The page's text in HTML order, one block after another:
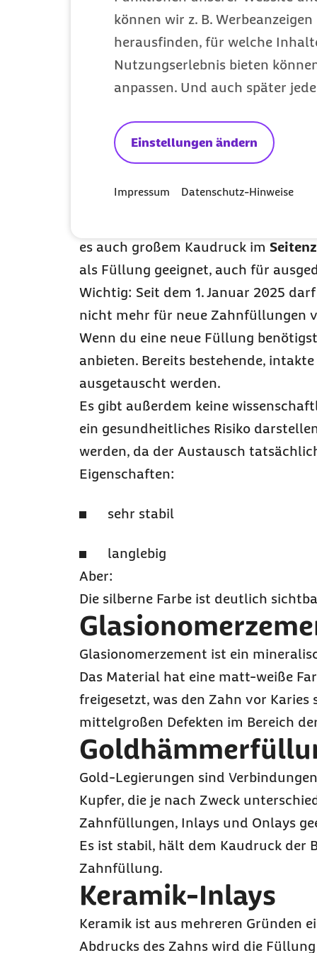
können wir z. B.
herausfinden, für welche
Nutzungserlebnis bieten
anpassen. Und auch später
Einstellungen ändern
Impressum Datenschutz-Hinweise
zahnfarben, kaum sichtbar
Sie werden schichtweise in den
Amalgamfüllungen
Kupfer, Zinn und Quecksilber. Es
es auch großem Kaudruck im
als Füllung geeignet, auch für
Wichtig: Seit dem 1. Januar 2025
nicht mehr für neue Zahnfüllungen
Wenn du eine neue Füllung
anbieten. Bereits bestehende,
ausgetauscht werden.
Es gibt außerdem keine
ein gesundheitliches Risiko
werden, da der Austausch
Eigenschaften:
sehr stabil
langlebig
Aber:
Die silberne Farbe ist deutlich
Glasionomerzement ist ein
Das Material hat eine matt-weiße
freigesetzt, was den Zahn vor
mittelgroßen Defekten im Bereich
Gold-Legierungen sind
Kupfer, die je nach Zweck
Zahnfüllungen, Inlays und Onlays
Es ist stabil, hält dem Kaudruck der
Zahnfüllung.
Keramik-Inlays
Keramik ist aus mehreren Gründen
Abdrucks des Zahns wird die